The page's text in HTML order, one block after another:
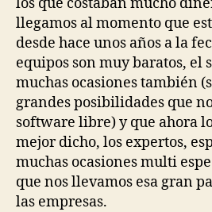
llegamos al momento que
desde hace unos años a la
equipos son muy baratos, el
muchas ocasiones también
grandes posibilidades que
software libre) y que ahora
mejor dicho, los expertos,
muchas ocasiones multi
que nos llevamos esa gran
las empresas.